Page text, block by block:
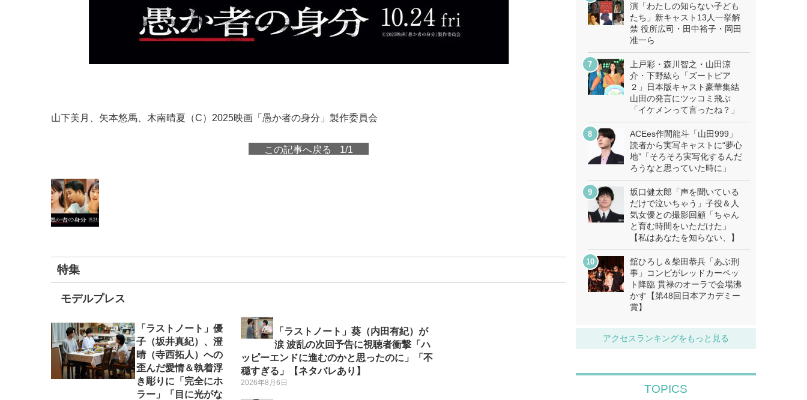
山下美月、矢本悠馬、木南晴夏（C）2025映画「愚か者の身分」製作委員会
この記事へ戻る 1/1
特集
モデルプレス
「ラストノート」優
子（坂井真紀）、澄
晴（寺西拓人）への
歪んだ愛情＆執着浮
き彫りに「完全にホ
ラー」「目に光がな
「ラストノート」葵（内田有紀）が
涙 波乱の次回予告に視聴者衝撃「ハ
ッピーエンドに進むのかと思ったのに」「不
穏すぎる」【ネタバレあり】
2026年8月6日
演「わたしの知らない子ども
たち」新キャスト13人一挙解
禁 役所広司・田中裕子・岡田
准一ら
上戸彩・森川智之・山田涼
介・下野紘ら「ズートピア
２」日本版キャスト豪華集結
山田の発言にツッコミ飛ぶ
「イケメンって言ったね？」
ACEes作間龍斗「山田999」
読者から実写キャストに“夢心
地”「そろそろ実写化するんだ
ろうなと思っていた時に」
坂口健太郎「声を聞いている
だけで泣いちゃう」子役＆人
気女優との撮影回顧「ちゃん
と育む時間をいただけた」
【私はあなたを知らない、】
舘ひろし＆柴田恭兵「あぶ刑
事」コンビがレッドカーペッ
ト降臨 貫禄のオーラで会場沸
かす【第48回日本アカデミー
賞】
アクセスランキングをもっと見る
TOPICS